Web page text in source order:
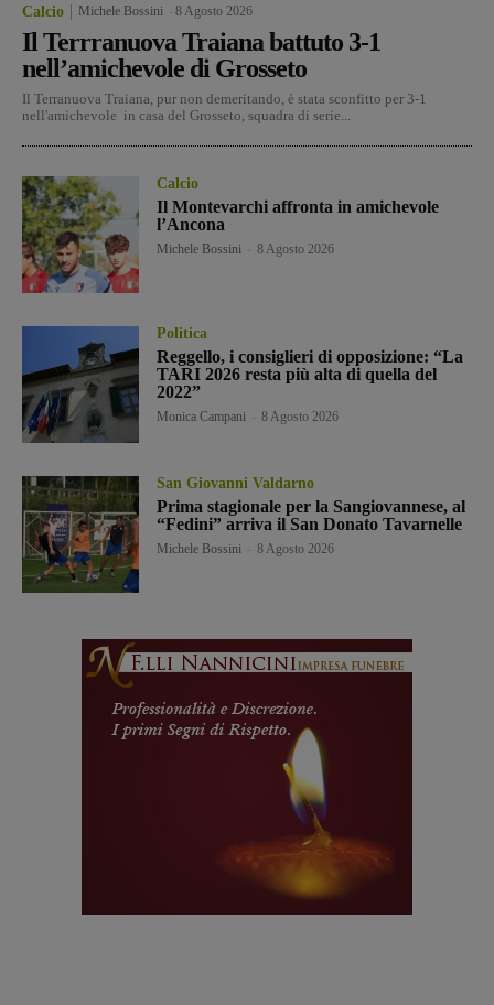
Calcio Michele Bossini 8 Agosto 2026
Il Terrranuova Traiana battuto 3-1
nell’amichevole di Grosseto
Il Terranuova Traiana, pur non demeritando, è stata sconfitto per 3-1
nell'amichevole in casa del Grosseto, squadra di serie...
Calcio
Il Montevarchi affronta in amichevole
l’Ancona
Michele Bossini 8 Agosto 2026
Politica
Reggello, i consiglieri di opposizione: “La
TARI 2026 resta più alta di quella del
2022”
Monica Campani 8 Agosto 2026
San Giovanni Valdarno
Prima stagionale per la Sangiovannese, al
“Fedini” arriva il San Donato Tavarnelle
Michele Bossini 8 Agosto 2026